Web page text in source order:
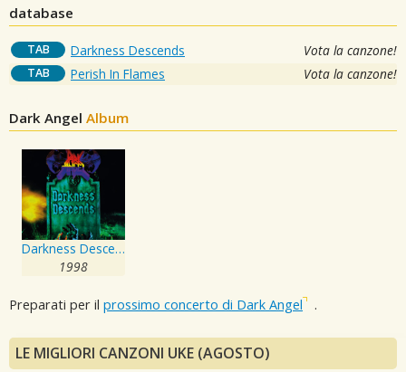
database
TAB Darkness Descends Vota la canzone!
TAB Perish In Flames Vota la canzone!
Dark Angel Album
Darkness Descends
1998
Preparati per il prossimo concerto di Dark Angel .
LE MIGLIORI CANZONI UKE (AGOSTO)